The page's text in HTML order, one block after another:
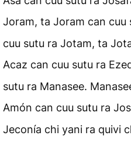
Joram, ta Joram can cuu
cuu sutu ra Jotam, ta
Acaz can cuu sutu ra
sutu ra Manasee.
Amón can cuu sutu ra
Jeconía chi yani ra quivi